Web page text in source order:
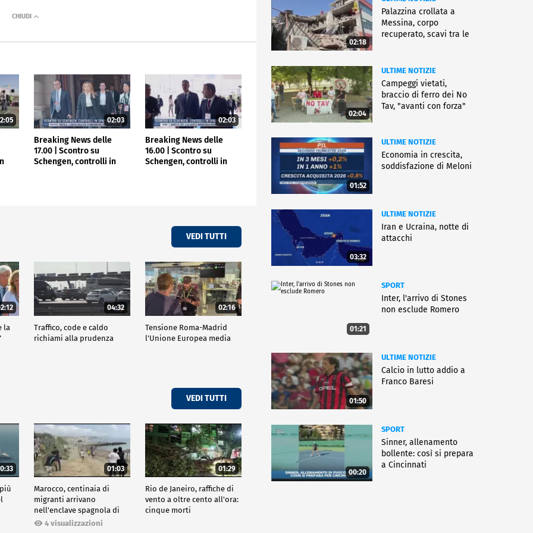
02:03
Breaking News delle
17.00 | Scontro su
Schengen, controlli in
02:03
Breaking News delle
16.00 | Scontro su
Schengen, controlli in
VEDI TUTTI
la
04:32
Traffico, code e caldo
richiami alla prudenza
02:16
Tensione Roma-Madrid
l'Unione Europea media
VEDI TUTTI
01:03
Marocco, centinaia di
migranti arrivano
nell'enclave spagnola di
Ceuta4 visualizzazioni
01:29
Rio de Janeiro, raffiche di
vento a oltre cento all'ora:
cinque morti
02:18
Palazzina crollata a
Messina, corpo
recuperato, scavi tra le
02:04
ULTIME NOTIZIE
Campeggi vietati,
braccio di ferro dei No
Tav, "avanti con forza"
01:52
ULTIME NOTIZIE
Economia in crescita,
soddisfazione di Meloni
03:32
ULTIME NOTIZIE
Iran e Ucraina, notte di
attacchi
01:21
SPORT
Inter, l'arrivo di Stones
non esclude Romero
01:50
ULTIME NOTIZIE
Calcio in lutto addio a
Franco Baresi
00:20
SPORT
Sinner, allenamento
bollente: così si prepara
a Cincinnati